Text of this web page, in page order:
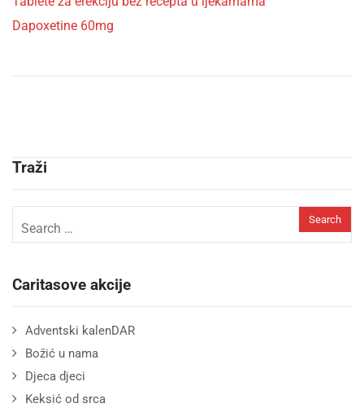
Dapoxetine 60mg
Traži
Caritasove akcije
Adventski kalenDAR
Božić u nama
Djeca djeci
Keksić od srca